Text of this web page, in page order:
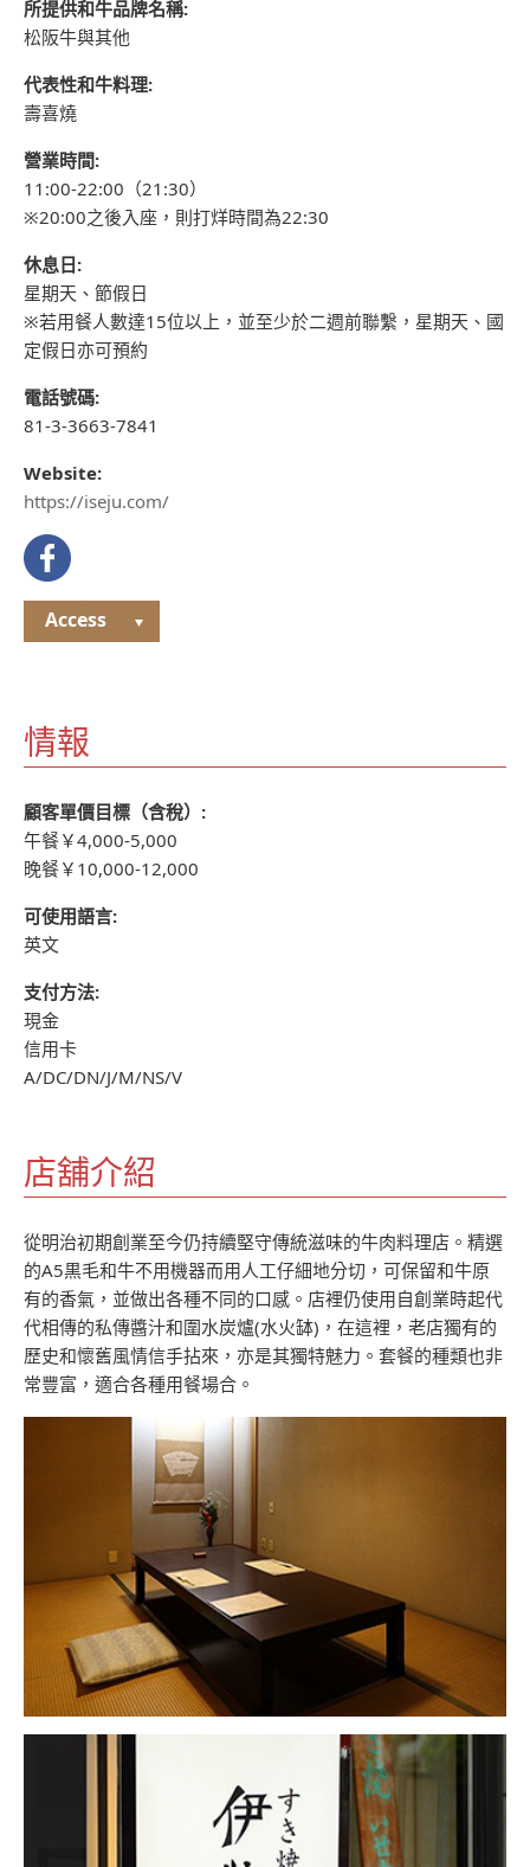
所提供和牛品牌名稱:
松阪牛與其他
代表性和牛料理:
壽喜燒
營業時間:
11:00-22:00（21:30）
※20:00之後入座，則打烊時間為22:30
休息日:
星期天、節假日
※若用餐人數達15位以上，並至少於二週前聯繫，星期天、國
定假日亦可預約
電話號碼:
81-3-3663-7841
Website:
https://iseju.com/
Access
情報
顧客單價目標（含稅）:
午餐￥4,000-5,000
晚餐￥10,000-12,000
可使用語言:
英文
支付方法:
現金
信用卡
A/DC/DN/J/M/NS/V
店舖介紹
從明治初期創業至今仍持續堅守傳統滋味的牛肉料理店。精選
的A5黒毛和牛不用機器而用人工仔細地分切，可保留和牛原
有的香氣，並做出各種不同的口感。店裡仍使用自創業時起代
代相傳的私傳醬汁和圍水炭爐(水火缽)，在這裡，老店獨有的
歷史和懷舊風情信手拈來，亦是其獨特魅力。套餐的種類也非
常豐富，適合各種用餐場合。